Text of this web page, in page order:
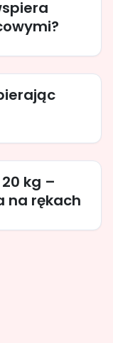
kg –
na rękach